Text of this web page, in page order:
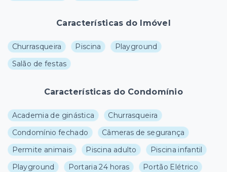
Características do Imóvel
Churrasqueira Piscina
Playground
Salão de festas
Características do Condomínio
Academia de ginástica
Churrasqueira
Condomínio fechado
Câmeras de segurança
Permite animais
Piscina adulto
Piscina infantil
Playground
Portaria 24 horas
Portão Elétrico